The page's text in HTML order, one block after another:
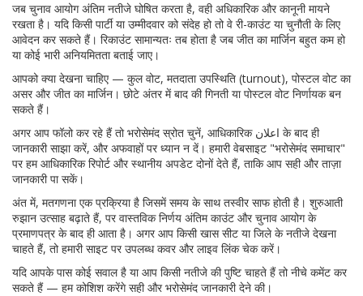
जब चुनाव आयोग अंतिम नतीजे घोषित करता है, वही अधिकारिक और कानूनी मायने
रखता है। यदि किसी पार्टी या उम्मीदवार को संदेह हो तो वे री-काउंट या चुनौती के लिए
आवेदन कर सकते हैं। रिकाउंट सामान्यतः तब होता है जब जीत का मार्जिन बहुत कम हो
या कोई भारी अनियमितता बताई जाए।
आपको क्या देखना चाहिए — कुल वोट, मतदाता उपस्थिति (turnout), पोस्टल वोट का
असर और जीत का मार्जिन। छोटे अंतर में बाद की गिनती या पोस्टल वोट निर्णायक बन
सकते हैं।
अगर आप फॉलो कर रहे हैं तो भरोसेमंद स्रोत चुनें, आधिकारिक اعلان के बाद ही
जानकारी साझा करें, और अफवाहों पर ध्यान न दें। हमारी वेबसाइट "भरोसेमंद समाचार"
पर हम आधिकारिक रिपोर्ट और स्थानीय अपडेट दोनों देते हैं, ताकि आप सही और ताज़ा
जानकारी पा सकें।
अंत में, मतगणना एक प्रक्रिया है जिसमें समय के साथ तस्वीर साफ होती है। शुरुआती
रुझान उत्साह बढ़ाते हैं, पर वास्तविक निर्णय अंतिम काउंट और चुनाव आयोग के
प्रमाणपत्र के बाद ही आता है। अगर आप किसी खास सीट या जिले के नतीजे देखना
चाहते हैं, तो हमारी साइट पर उपलब्ध कवर और लाइव लिंक चेक करें।
यदि आपके पास कोई सवाल है या आप किसी नतीजे की पुष्टि चाहते हैं तो नीचे कमेंट कर
सकते हैं — हम कोशिश करेंगे सही और भरोसेमंद जानकारी देने की।